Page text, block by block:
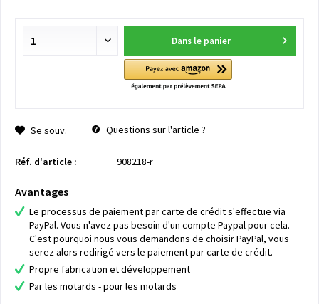
Dans le panier
Se souv. Questions sur l'article ?
Réf. d'article : 908218-r
Avantages
Le processus de paiement par carte de crédit s'effectue via
PayPal. Vous n'avez pas besoin d'un compte Paypal pour cela.
C'est pourquoi nous vous demandons de choisir PayPal, vous
serez alors redirigé vers le paiement par carte de crédit.
Propre fabrication et développement
Par les motards - pour les motards